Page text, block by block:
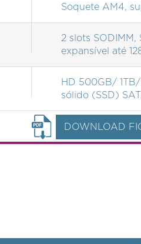
Soquete AM4,
2 slots
expansível até
HD 500GB/
sólido (SSD)
DOWNLOAD